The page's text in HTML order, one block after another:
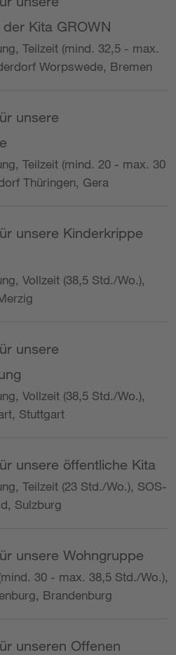
Kita GROWN
Teilzeit (mind. 32,5 - max.
Worpswede, Bremen
unsere
Teilzeit (mind. 20 - max. 30
Thüringen, Gera
unsere Kinderkrippe
Vollzeit (38,5 Std./Wo.),
unsere
Vollzeit (38,5 Std./Wo.),
Stuttgart
unsere öffentliche Kita
Teilzeit (23 Std./Wo.), SOS-
Sulzburg
unsere Wohngruppe
30 - max. 38,5 Std./Wo.),
Brandenburg
unseren Offenen